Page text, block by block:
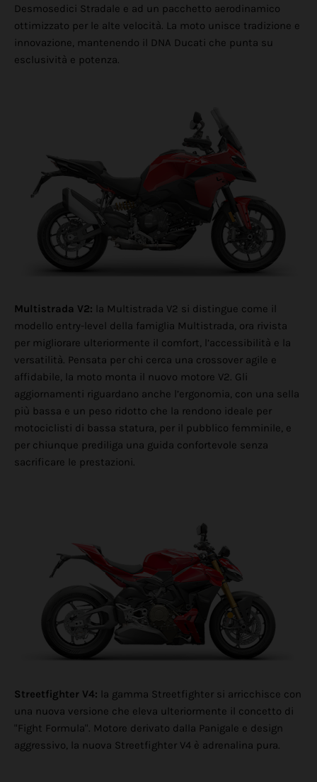
Desmosedici Stradale e ad un pacchetto aerodinamico
ottimizzato per le alte velocità. La moto unisce tradizione e
innovazione, mantenendo il DNA Ducati che punta su
esclusività e potenza.
Multistrada V2: la Multistrada V2 si distingue come il
modello entry-level della famiglia Multistrada, ora rivista
per migliorare ulteriormente il comfort, l’accessibilità e la
versatilità. Pensata per chi cerca una crossover agile e
affidabile, la moto monta il nuovo motore V2. Gli
aggiornamenti riguardano anche l’ergonomia, con una sella
più bassa e un peso ridotto che la rendono ideale per
motociclisti di bassa statura, per il pubblico femminile, e
per chiunque prediliga una guida confortevole senza
sacrificare le prestazioni.
Streetfighter V4: la gamma Streetfighter si arricchisce con
una nuova versione che eleva ulteriormente il concetto di
"Fight Formula". Motore derivato dalla Panigale e design
aggressivo, la nuova Streetfighter V4 è adrenalina pura.